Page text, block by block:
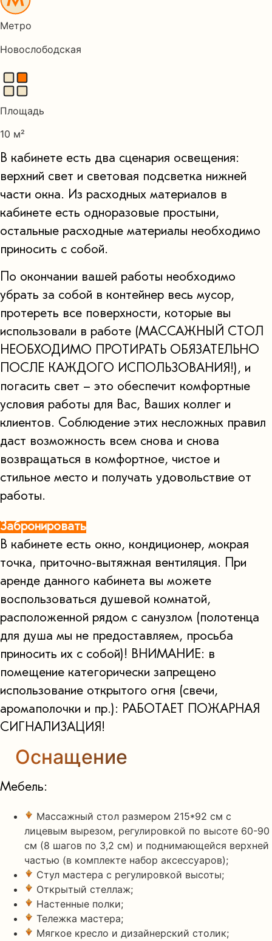
Метро
Новослободская
Площадь
10 м²
В кабинете есть два сценария освещения:
верхний свет и световая подсветка нижней
части окна. Из расходных материалов в
кабинете есть одноразовые простыни,
остальные расходные материалы необходимо
приносить с собой.
По окончании вашей работы необходимо
убрать за собой в контейнер весь мусор,
протереть все поверхности, которые вы
использовали в работе (МАССАЖНЫЙ СТОЛ
НЕОБХОДИМО ПРОТИРАТЬ ОБЯЗАТЕЛЬНО
ПОСЛЕ КАЖДОГО ИСПОЛЬЗОВАНИЯ!), и
погасить свет – это обеспечит комфортные
условия работы для Вас, Ваших коллег и
клиентов. Соблюдение этих несложных правил
даст возможность всем снова и снова
возвращаться в комфортное, чистое и
стильное место и получать удовольствие от
работы.
Забронировать
В кабинете есть окно, кондиционер, мокрая
точка, приточно-вытяжная вентиляция. При
аренде данного кабинета вы можете
воспользоваться душевой комнатой,
расположенной рядом с санузлом (полотенца
для душа мы не предоставляем, просьба
приносить их с собой)! ВНИМАНИЕ: в
помещение категорически запрещено
использование открытого огня (свечи,
аромаполочки и пр.): РАБОТАЕТ ПОЖАРНАЯ
СИГНАЛИЗАЦИЯ!
Оснащение
Мебель:
Массажный стол размером 215*92 см с
лицевым вырезом, регулировкой по высоте 60-90
см (8 шагов по 3,2 см) и поднимающейся верхней
частью (в комплекте набор аксессуаров);
Стул мастера с регулировкой высоты;
Открытый стеллаж;
Настенные полки;
Тележка мастера;
Мягкое кресло и дизайнерский столик;